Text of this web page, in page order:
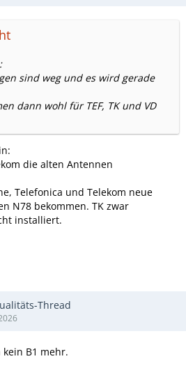
sind weg und es wird gerade
dann wohl für TEF, TK und VD
die alten Antennen
Telefonica und Telekom neue
N78 bekommen. TK zwar
installiert.
Thread
kein B1 mehr.